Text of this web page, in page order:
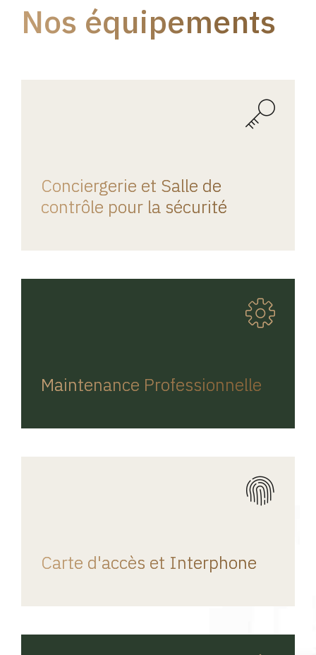
Nos équipements
Conciergerie et Salle de
contrôle pour la sécurité
Maintenance Professionnelle
Carte d'accès et Interphone